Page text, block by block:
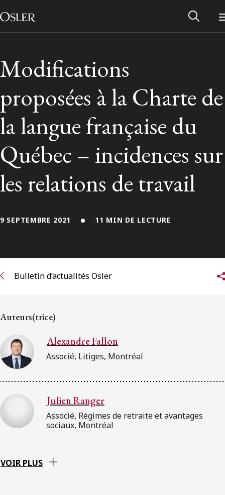
Passer au contenu
Main Navigation
Réseau des anciens d’Osler
Modifications
proposées à la Charte de
la langue française du
Québec – incidences sur
les relations de travail
9 SEPTEMBRE 2021 11 MIN DE LECTURE
Bulletin d’actualités Osler
Auteurs(trice)
Alexandre Fallon
Associé, Litiges, Montréal
Julien Ranger
Associé, Régimes de retraite et avantages
sociaux, Montréal
VOIR PLUS